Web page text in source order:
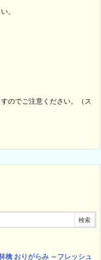
。
のでご注意ください。（ス
檎 おりがらみ ～フレッシュ